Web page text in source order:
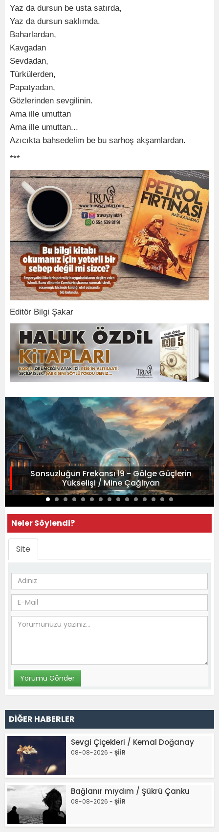
Yaz da dursun be usta satırda,
Yaz da dursun saklımda.
Baharlardan,
Kavgadan
Sevdadan,
Türkülerden,
Papatyadan,
Gözlerinden sevgilinin.
Ama ille umuttan
Ama ille umuttan...
Azıcıkta bahsedelim be bu sarhoş akşamlardan.
***
Editör Bilgi Şakar
Sonsuzluğun Frekansı 19 - Gölge Güçlerin
Yükselişi / Mine Çağlıyan
Neler Söylendi?
Site
DİĞER HABERLER
Sevgi Çiçekleri / Kemal Doğanay
08-08-2026 - ŞİİR
Bağlanır mıydım / Şükrü Çanku
08-08-2026 - ŞİİR